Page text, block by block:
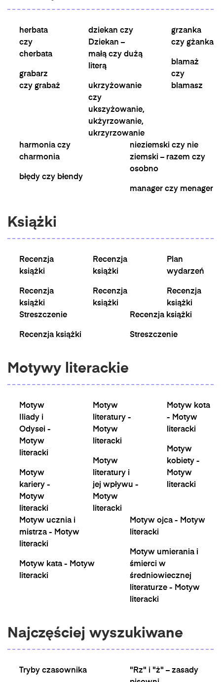
herbata
czy
cherbata
grabarz
czy grabaż
dziekan czy
Dziekan –
małą czy dużą
literą
ukrzyżowanie
czy
ukszyżowanie,
ukżyrzowanie,
ukrzyrzowanie
grzanka
czy gżanka
blamaż
czy
blamasz
harmonia czy
charmonia
błędy czy błendy
nieziemski czy nie
ziemski – razem czy
osobno
manager czy menager
Książki
Recenzja
książki
Recenzja
książki
Recenzja
książki
Recenzja
książki
Plan
wydarzeń
Recenzja
książki
Streszczenie
Recenzja książki
Recenzja książki
Streszczenie
Motywy literackie
Motyw
Iliady i
Odysei -
Motyw
literacki
Motyw
kariery -
Motyw
literacki
Motyw
literatury -
Motyw
literacki
Motyw
literatury i
jej wpływu -
Motyw
literacki
Motyw kota
- Motyw
literacki
Motyw
kobiety -
Motyw
literacki
Motyw ucznia i
mistrza - Motyw
literacki
Motyw kata - Motyw
literacki
Motyw ojca - Motyw
literacki
Motyw umierania i
śmierci w
średniowiecznej
literaturze - Motyw
literacki
Najczęściej wyszukiwane
Tryby czasownika
"Rz" i "ż" – zasady